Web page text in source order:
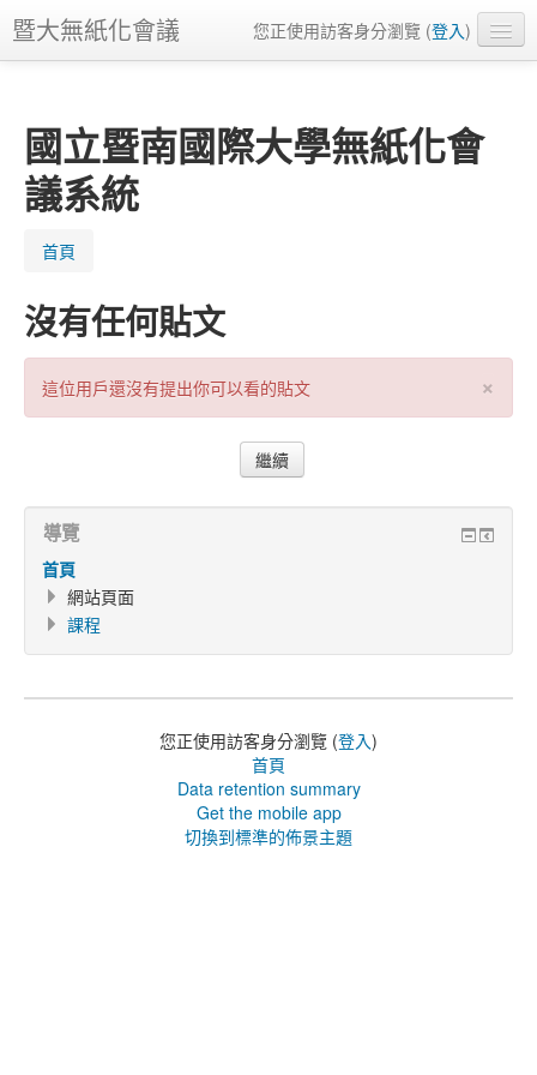
暨大無紙化會議 您正使用訪客身分瀏覽 (登入)
國立暨南國際大學無紙化會
議系統
首頁
沒有任何貼文
×
這位用戶還沒有提出你可以看的貼文
導覽
首頁
網站頁面
課程
您正使用訪客身分瀏覽 (登入)
首頁
Data retention summary
Get the mobile app
切換到標準的佈景主題